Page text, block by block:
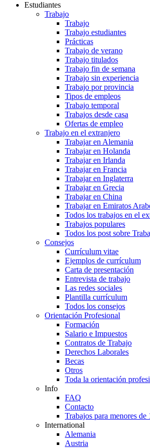
Estudiantes
Trabajo
Trabajo
Trabajo estudiantes
Prácticas
Trabajo de verano
Trabajo titulados
Trabajo fin de semana
Trabajo sin experiencia
Trabajo por provincia
Tipos de empleos
Trabajo temporal
Trabajos desde casa
Ofertas de empleo
Trabajo en el extranjero
Trabajar en Alemania
Trabajar en Holanda
Trabajar en Irlanda
Trabajar en Francia
Trabajar en Inglaterra
Trabajar en Grecia
Trabajar en China
Trabajar en Emiratos
Todos los trabajos en el
Trabajos populares
Todos los post sobre
Consejos
Currículum vitae
Ejemplos de currículum
Carta de presentación
Entrevista de trabajo
Las redes sociales
Plantilla currículum
Todos los consejos
Orientación Profesional
Formación
Salario e Impuestos
Contratos de Trabajo
Derechos Laborales
Becas
Otros
Toda la orientación
Info
FAQ
Contacto
Trabajos para menores de
International
Alemania
Austria